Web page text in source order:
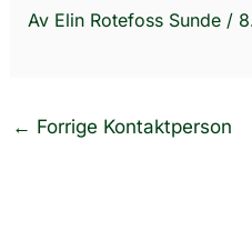
Av Elin Rotefoss Sunde /
← Forrige Kontaktperson